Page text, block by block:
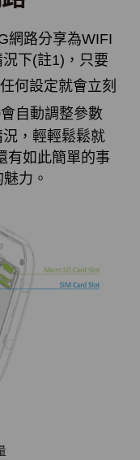
網路分享為WIFI
下(註1)，只要
何設定就會立刻
自動調整參數
，輕輕鬆鬆就
有如此簡單的事
力。